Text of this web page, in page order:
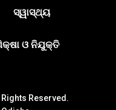
ସ୍ୱାସ୍ଥ୍ୟ
ଓ ନିଯୁକ୍ତି
Reserved.